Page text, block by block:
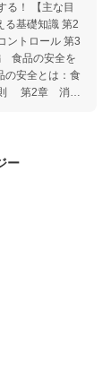
な目
基礎知識 第2
ントロール 第3
食品の安全を
安全とは：食
則 第2章 消費
敗原因微生物
明と微生物検
高圧殺菌技術
理解と活用法
ー